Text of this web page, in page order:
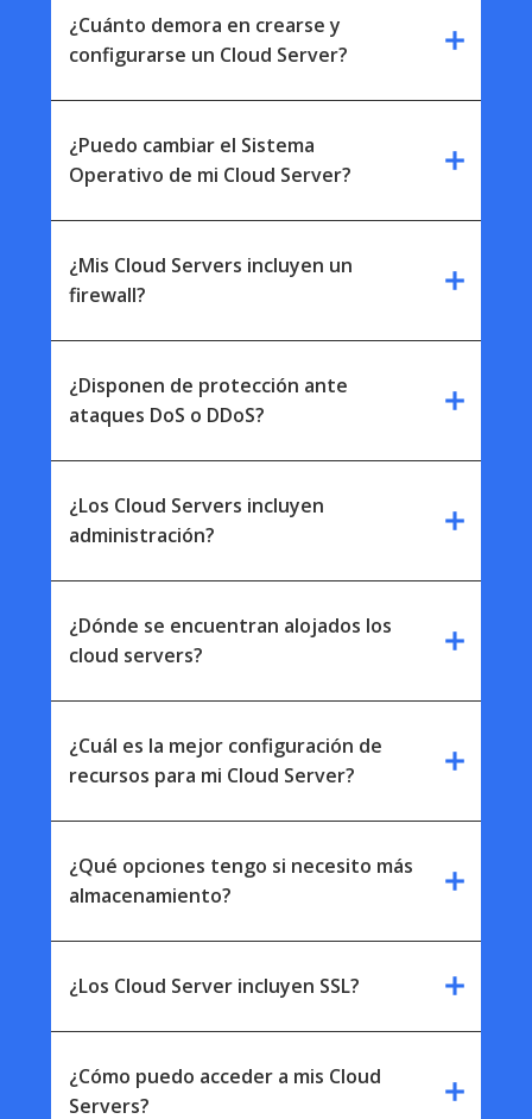
¿Cuánto demora en crearse y
configurarse un Cloud Server?
add
¿Puedo cambiar el Sistema
Operativo de mi Cloud Server?
add
¿Mis Cloud Servers incluyen un
firewall?
add
¿Disponen de protección ante
ataques DoS o DDoS?
add
¿Los Cloud Servers incluyen
administración?
add
¿Dónde se encuentran alojados los
cloud servers?
add
¿Cuál es la mejor configuración de
recursos para mi Cloud Server?
add
¿Qué opciones tengo si necesito más
almacenamiento?
add
¿Los Cloud Server incluyen SSL? add
¿Cómo puedo acceder a mis Cloud
Servers?
add